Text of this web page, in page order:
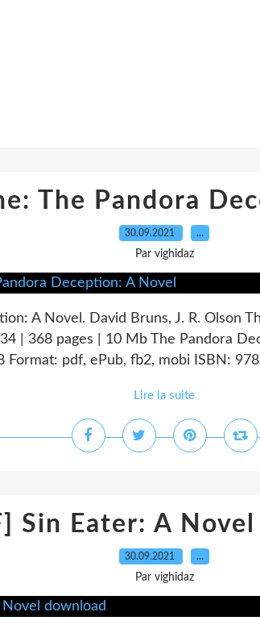
The Pandora
30.09.2021 …
Par vighidaz
A Novel. David Bruns, J. R. Olson
| 368 pages | 10 Mb The Pandora
Format: pdf, ePub, fb2, mobi ISBN:
Lire la suite
Sin Eater: A
30.09.2021 …
Par vighidaz